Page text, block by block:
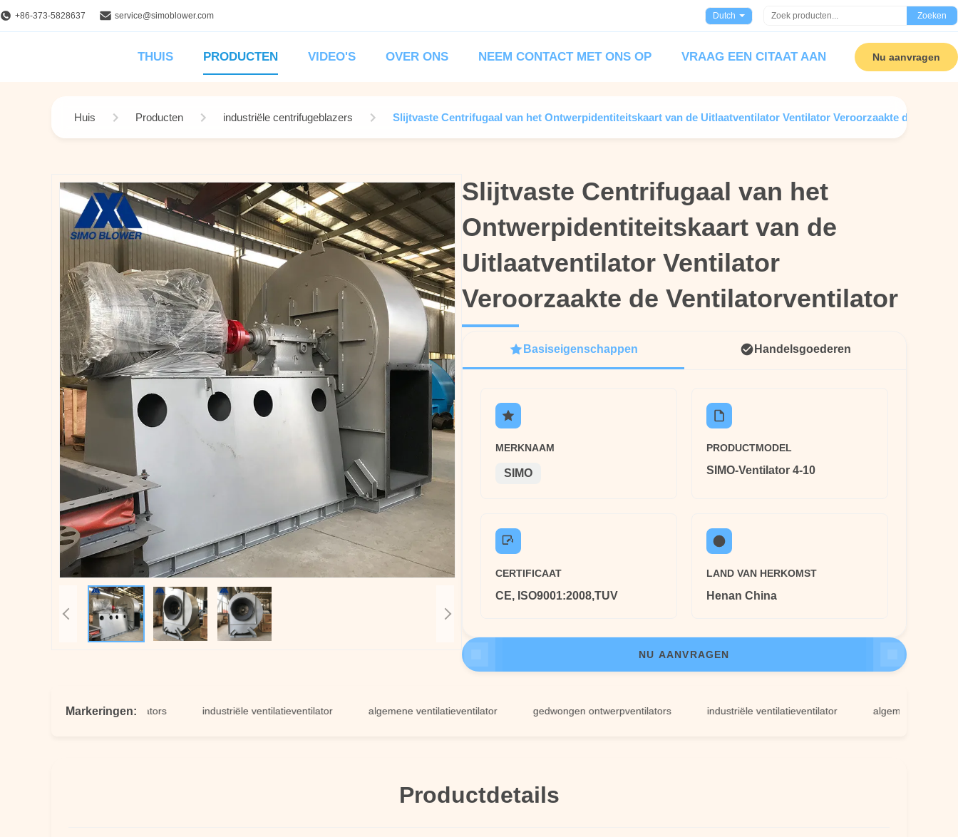
+86-373-5828637 service@simoblower.com Dutch Zoeken
THUIS PRODUCTEN VIDEO'S OVER ONS NEEM CONTACT MET ONS OP VRAAG EEN CITAAT AAN Nu aanvragen
Huis Producten industriële centrifugeblazers Slijtvaste Centrifugaal van het Ontwerpidentiteitskaart van de Uitlaatventilator Ventilator Veroorzaakte de
Slijtvaste Centrifugaal van het
Ontwerpidentiteitskaart van de
Uitlaatventilator Ventilator
Veroorzaakte de Ventilatorventilator
Slijtvaste Centrifugaal van het
Ontwerpidentiteitskaart van de
Uitlaatventilator Ventilator
Veroorzaakte de Ventilatorventilator
Basiseigenschappen Handelsgoederen
MERKNAAM
SIMO
PRODUCTMODEL
SIMO-Ventilator 4-10
CERTIFICAAT
CE, ISO9001:2008,TUV
LAND VAN HERKOMST
Henan China
NU AANVRAGEN
Markeringen:
gedwongen ontwerpventilators industriële ventilatieventilator algemene ventilatieventilator gedwongen ontwerpventilators industriële ventilatieventilator algemene
Productdetails